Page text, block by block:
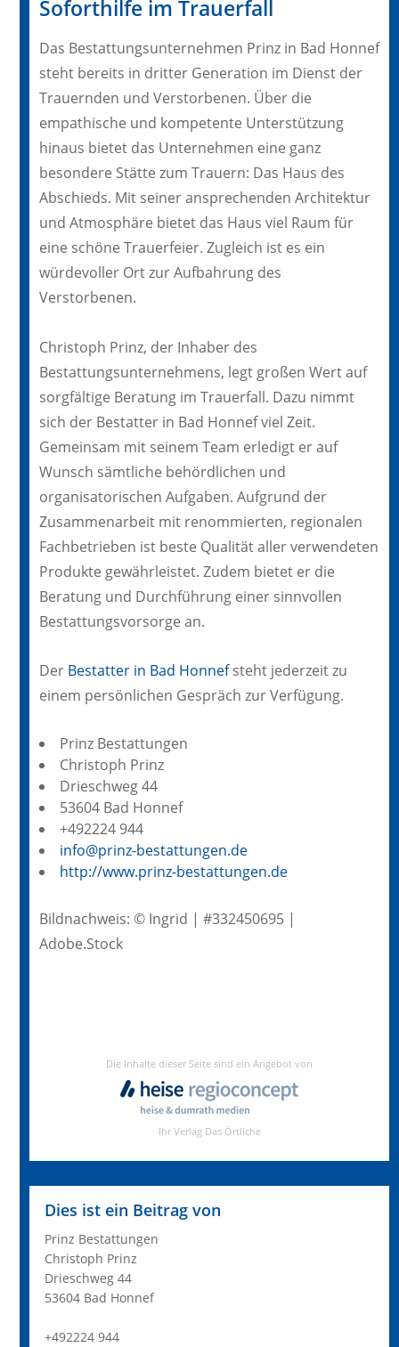
Soforthilfe im Trauerfall
Das Bestattungsunternehmen Prinz in Bad Honnef
steht bereits in dritter Generation im Dienst der
Trauernden und Verstorbenen. Über die
empathische und kompetente Unterstützung
hinaus bietet das Unternehmen eine ganz
besondere Stätte zum Trauern: Das Haus des
Abschieds. Mit seiner ansprechenden Architektur
und Atmosphäre bietet das Haus viel Raum für
eine schöne Trauerfeier. Zugleich ist es ein
würdevoller Ort zur Aufbahrung des
Verstorbenen.
Christoph Prinz, der Inhaber des
Bestattungsunternehmens, legt großen Wert auf
sorgfältige Beratung im Trauerfall. Dazu nimmt
sich der Bestatter in Bad Honnef viel Zeit.
Gemeinsam mit seinem Team erledigt er auf
Wunsch sämtliche behördlichen und
organisatorischen Aufgaben. Aufgrund der
Zusammenarbeit mit renommierten, regionalen
Fachbetrieben ist beste Qualität aller verwendeten
Produkte gewährleistet. Zudem bietet er die
Beratung und Durchführung einer sinnvollen
Bestattungsvorsorge an.
Der Bestatter in Bad Honnefsteht jederzeit zu
einem persönlichen Gespräch zur Verfügung.
Prinz Bestattungen
Christoph Prinz
Drieschweg 44
53604 Bad Honnef
+492224 944
info@prinz-bestattungen.de
http://www.prinz-bestattungen.de
Bildnachweis: © Ingrid | #332450695 |
Adobe.Stock
Dies ist ein Beitrag von
Prinz Bestattungen
Christoph Prinz
Drieschweg 44
53604 Bad Honnef
+492224 944